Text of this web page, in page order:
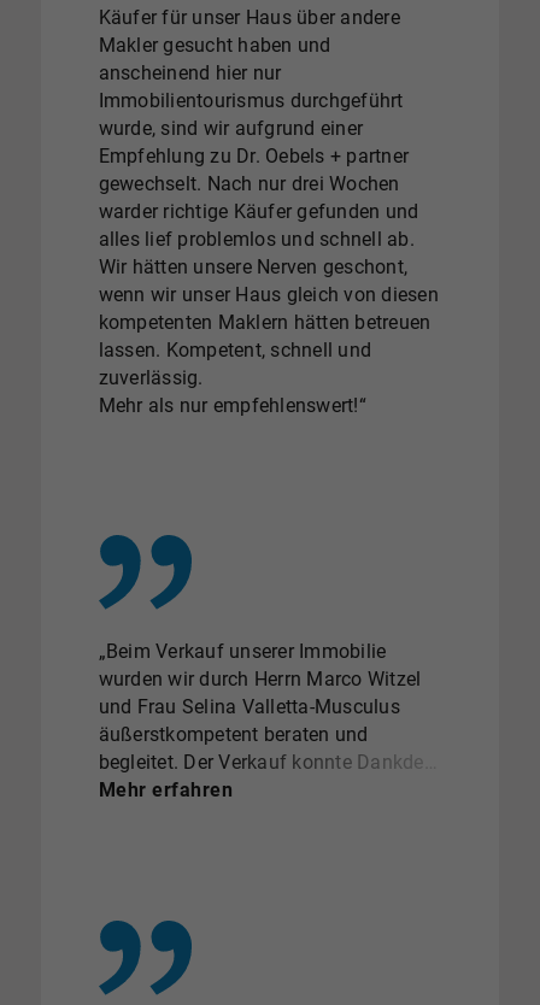
Käufer für unser Haus über andere
Makler gesucht haben und
anscheinend hier nur
Immobilientourismus durchgeführt
wurde, sind wir aufgrund einer
Empfehlung zu Dr. Oebels + partner
gewechselt. Nach nur drei Wochen
warder richtige Käufer gefunden und
alles lief problemlos und schnell ab.
Wir hätten unsere Nerven geschont,
wenn wir unser Haus gleich von diesen
kompetenten Maklern hätten betreuen
lassen. Kompetent, schnell und
zuverlässig.
Mehr als nur empfehlenswert!“
„Beim Verkauf unserer Immobilie
wurden wir durch Herrn Marco Witzel
und Frau Selina Valletta-Musculus
äußerstkompetent beraten und
begleitet. Der Verkauf konnte Dankder
hervorragenden Aufbereitung der
stetszeitnah und kompetent
beantwortet. Wir haben uns
währenddes gesamten
Mehr erfahren